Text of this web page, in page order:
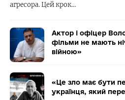
агресора. Цей крок…
Актор і офіцер
фільми не мають
війною»
«Це зло має бути
українця, який